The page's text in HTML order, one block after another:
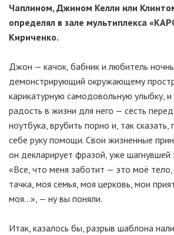
Чаплином, Джином Келли или
определял в зале мультиплекса
Кириченко.
Джон — качок, бабник и любитель
демонстрирующий окружающему
карикатурную самодовольную улыбку, и
радость в жизни для него — сесть
ноутбука, врубить порно и, так
себе руку помощи. Свои жизненные
он декларирует фразой, уже шагнувшей
«Все, что меня заботит — это моё
тачка, моя семья, моя церковь, мои
моя…», — ну вы поняли.
Итак, казалось бы, разрыв шаблона